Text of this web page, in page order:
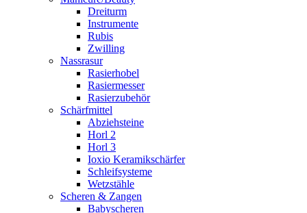
Dreiturm
Instrumente
Rubis
Zwilling
Nassrasur
Rasierhobel
Rasiermesser
Rasierzubehör
Schärfmittel
Abziehsteine
Horl 2
Horl 3
Ioxio Keramikschärfer
Schleifsysteme
Wetzstähle
Scheren & Zangen
Babyscheren